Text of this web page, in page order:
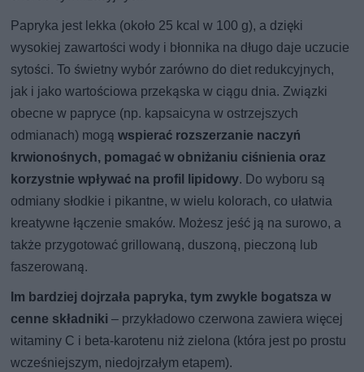
Papryka jest lekka (około 25 kcal w 100 g), a dzięki
wysokiej zawartości wody i błonnika na długo daje uczucie
sytości. To świetny wybór zarówno do diet redukcyjnych,
jak i jako wartościowa przekąska w ciągu dnia. Związki
obecne w papryce (np. kapsaicyna w ostrzejszych
odmianach) mogąwspierać rozszerzanie naczyń
krwionośnych, pomagać w obniżaniu ciśnienia oraz
korzystnie wpływać na profil lipidowy. Do wyboru są
odmiany słodkie i pikantne, w wielu kolorach, co ułatwia
kreatywne łączenie smaków. Możesz jeść ją na surowo, a
także przygotować grillowaną, duszoną, pieczoną lub
faszerowaną.
Im bardziej dojrzała papryka, tym zwykle bogatsza w
cenne składniki – przykładowo czerwona zawiera więcej
witaminy C i beta-karotenu niż zielona (która jest po prostu
wcześniejszym, niedojrzałym etapem).